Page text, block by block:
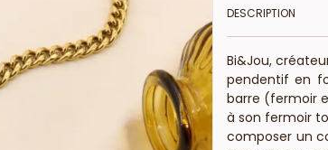
DESCRIPTION
Bi&Jou,
pendentif en
barre (fermoir
à son fermoir
composer un